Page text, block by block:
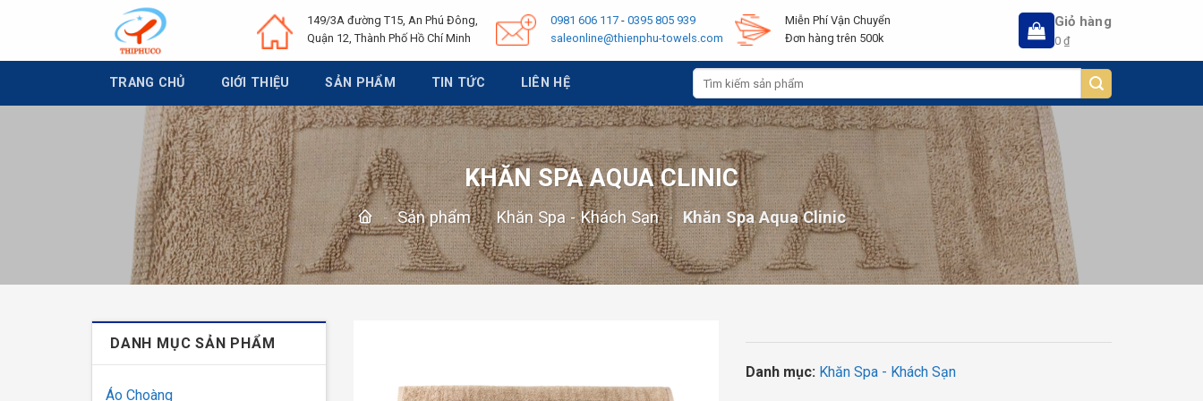
149/3A đường T15, An Phú Đông,
Quận 12, Thành Phố Hồ Chí Minh
0981 606 117- 0395 805 939
saleonline@thienphu-towels.com
Miễn Phí Vận Chuyển
Đơn hàng trên 500k
Giỏ hàng
0₫
TRANG CHỦ GIỚI THIỆU SẢN PHẨM TIN TỨC LIÊN HỆ
Tìm
kiếm:
KHĂN SPA AQUA CLINIC
- Sản phẩm - Khăn Spa - Khách Sạn - Khăn Spa Aqua Clinic
DANH MỤC SẢN PHẨM
Áo Choàng
Danh mục: Khăn Spa - Khách Sạn